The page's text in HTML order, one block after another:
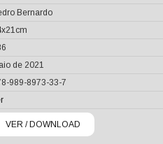
Bernardo
de 2021
989-8973-33-7
VER / DOWNLOAD